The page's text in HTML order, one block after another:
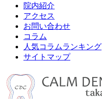
院内紹介
アクセス
お問い合わせ
コラム
人気コラムランキング
サイトマップ